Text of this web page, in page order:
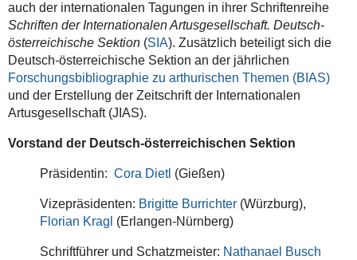
auch der internationalen Tagungen in ihrer Schriftenreihe
Schriften der Internationalen Artusgesellschaft. Deutsch-
österreichische Sektion(SIA). Zusätzlich beteiligt sich die
Deutsch-österreichische Sektion an der jährlichen
Forschungsbibliographie zu arthurischen Themen (BIAS)
und der Erstellung der Zeitschrift der Internationalen
Artusgesellschaft (JIAS).
Vorstand der Deutsch-österreichischen Sektion
Präsidentin: Cora Dietl (Gießen)
Vizepräsidenten: Brigitte Burrichter(Würzburg),
Florian Kragl (Erlangen-Nürnberg)
Schriftführer und Schatzmeister: Nathanael Busch